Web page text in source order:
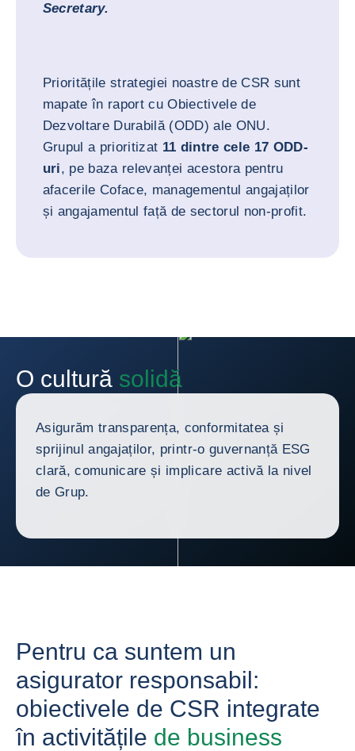
Secretary.
Prioritățile strategiei noastre de CSR sunt
mapate în raport cu Obiectivele de
Dezvoltare Durabilă (ODD) ale ONU.
Grupul a prioritizat 11 dintre cele 17 ODD-
uri, pe baza relevanței acestora pentru
afacerile Coface, managementul angajaților
și angajamentul față de sectorul non-profit.
O cultură solidă
Asigurăm transparența, conformitatea și
sprijinul angajaților, printr-o guvernanță ESG
clară, comunicare și implicare activă la nivel
de Grup.
Pentru ca suntem un
asigurator responsabil:
obiectivele de CSR integrate
în activitățile de business